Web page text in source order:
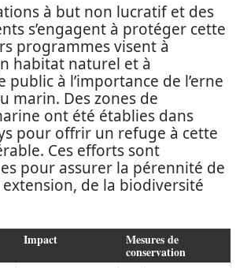
à but non lucratif et des
s’engagent à protéger cette
programmes visent à
habitat naturel et à
public à l’importance de l’erne
marin. Des zones de
ont été établies dans
pour offrir un refuge à cette
Ces efforts sont
pour assurer la pérennité de
extension, de la biodiversité
Impact Mesures de
conservation